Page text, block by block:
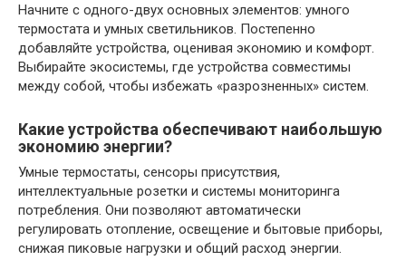
Начните с одного-двух основных элементов: умного
термостата и умных светильников. Постепенно
добавляйте устройства, оценивая экономию и комфорт.
Выбирайте экосистемы, где устройства совместимы
между собой, чтобы избежать «разрозненных» систем.
Какие устройства обеспечивают наибольшую
экономию энергии?
Умные термостаты, сенсоры присутствия,
интеллектуальные розетки и системы мониторинга
потребления. Они позволяют автоматически
регулировать отопление, освещение и бытовые приборы,
снижая пиковые нагрузки и общий расход энергии.